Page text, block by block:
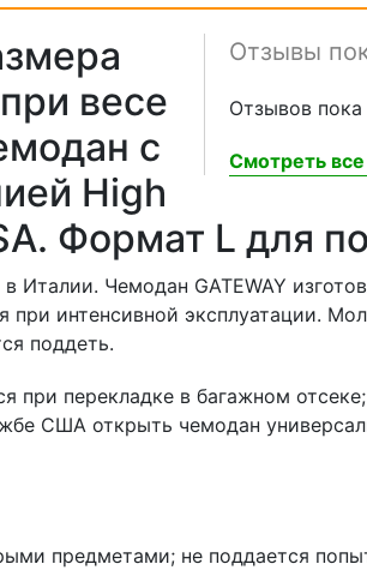
Отзывы
Отзывов пока
Смотреть
весе
с
High
Формат L для
Чемодан GATEWAY
интенсивной эксплуатации.
поддеть.
перекладке в багажном
США открыть чемодан
предметами; не поддается